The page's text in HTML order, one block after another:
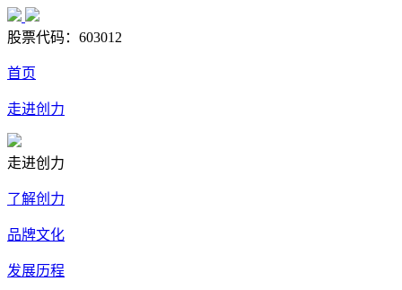
股票代码： 603012
首页
走进创力
走进创力
了解创力
品牌文化
发展历程